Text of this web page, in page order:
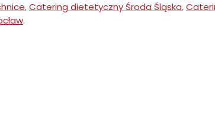
,Catering dietetyczny Środa Śląska,
.